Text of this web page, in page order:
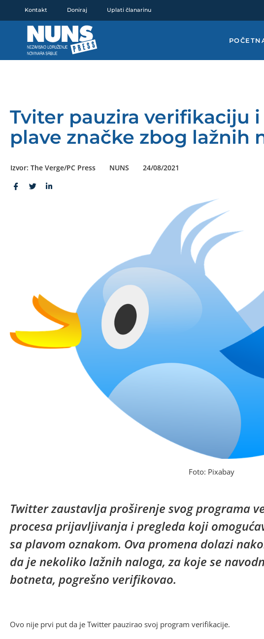
Kontakt Doniraj Uplati članarinu
Tviter pauzira verifikaciju
plave značke zbog lažnih
Izvor: The Verge/PC Press NUNS 24/08/2021
Foto: Pixabay
Twitter zaustavlja proširenje svog programa
procesa prijavljivanja i pregleda koji
sa plavom oznakom. Ova promena dolazi
da je nekoliko lažnih naloga, za koje se
botneta, pogrešno verifikovao.
Ovo nije prvi put da je Twitter pauzirao svoj program verifikacije.